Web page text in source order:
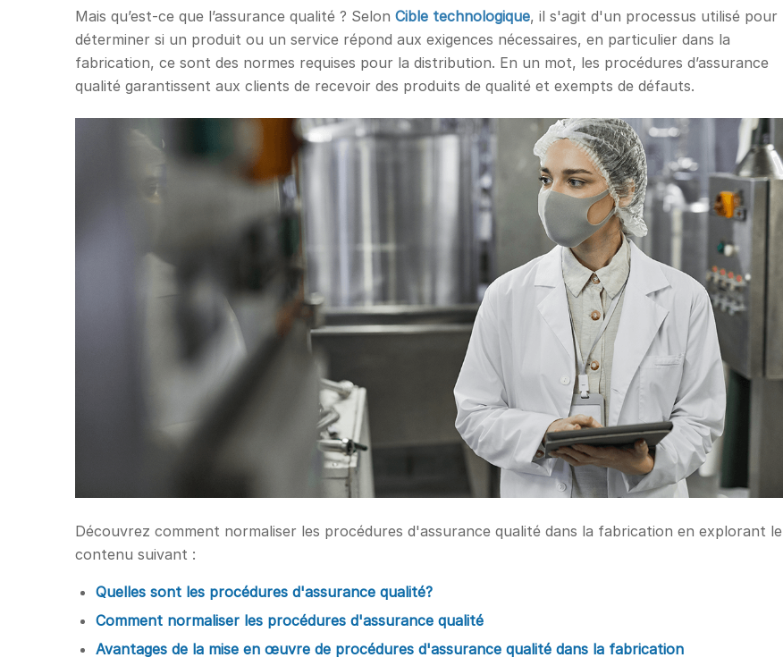
Mais qu’est-ce que l’assurance qualité ? Selon Cible technologique, il s'agit d'un processus utilisé pour
déterminer si un produit ou un service répond aux exigences nécessaires, en particulier dans la
fabrication, ce sont des normes requises pour la distribution. En un mot, les procédures d’assurance
qualité garantissent aux clients de recevoir des produits de qualité et exempts de défauts.
Découvrez comment normaliser les procédures d'assurance qualité dans la fabrication en explorant le
contenu suivant :
Quelles sont les procédures d'assurance qualité?
Comment normaliser les procédures d'assurance qualité
Avantages de la mise en œuvre de procédures d'assurance qualité dans la fabrication